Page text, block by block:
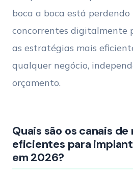
boca a boca está
concorrentes digitalmente
as estratégias mais
qualquer negócio,
orçamento.
Quais são os canais
eficientes para
em 2026?